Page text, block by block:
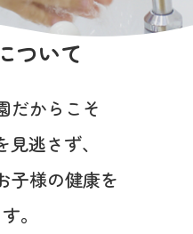
サイトのご利用について
ついて
だからこそ
逃さず、
子様の健康を
。